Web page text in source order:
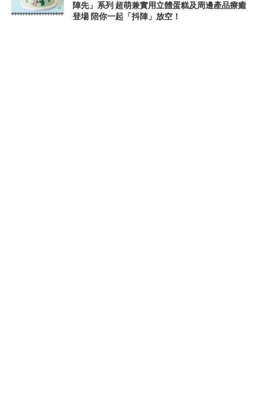
陣先」系列 超萌兼實用立體蛋糕及周邊產品療癒
登場 陪你一起「抖陣」放空！